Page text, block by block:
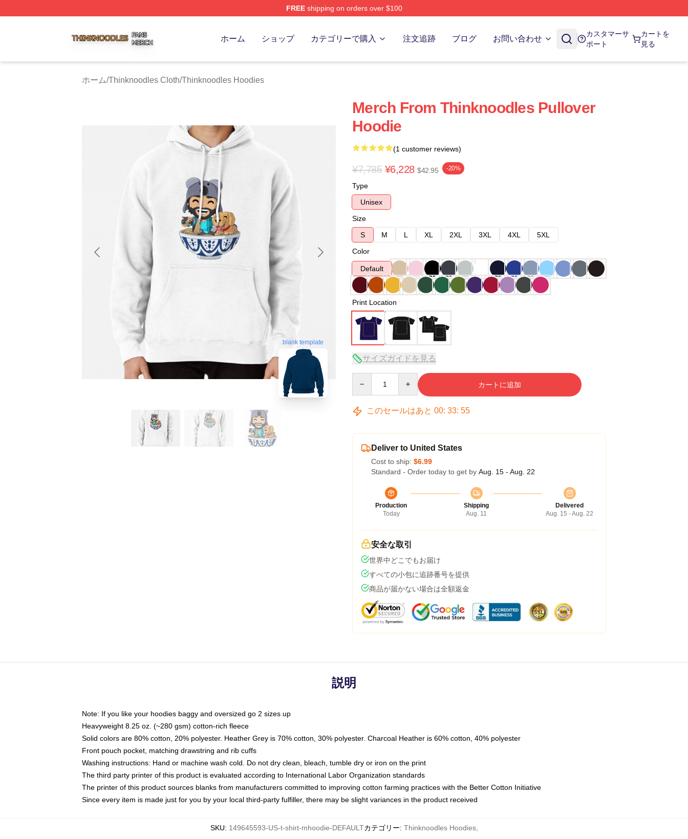
FREEshipping on orders over $100
ホーム ショップ カテゴリーで購入 注文追跡 ブログ お問い合わせ
カスタマーサ
ポート
カートを
見る
ホーム/Thinknoodles Cloth/Thinknoodles Hoodies
blank template
Merch From Thinknoodles Pullover
Hoodie
(1 customer reviews)
¥7,785 ¥6,228 $42.95 -20%
Type
Unisex
Size
S
M L XL 2XL 3XL 4XL
5XL
Color
Default
Print Location
サイズガイドを見る
カートに追加
このセールはあと 00: 33: 54
Deliver to United States
Cost to ship: $6.99
Standard - Order today to get by Aug. 15 - Aug. 22
Production
Today
Shipping
Aug. 11
Delivered
Aug. 15 - Aug. 22
安全な取引
世界中どこでもお届け
すべての小包に追跡番号を提供
商品が届かない場合は全額返金
説明
Note: If you like your hoodies baggy and oversized go 2 sizes up
Heavyweight 8.25 oz. (~280 gsm) cotton-rich fleece
Solid colors are 80% cotton, 20% polyester. Heather Grey is 70% cotton, 30% polyester. Charcoal Heather is 60% cotton, 40% polyester
Front pouch pocket, matching drawstring and rib cuffs
Washing instructions: Hand or machine wash cold. Do not dry clean, bleach, tumble dry or iron on the print
The third party printer of this product is evaluated according to International Labor Organization standards
The printer of this product sources blanks from manufacturers committed to improving cotton farming practices with the Better Cotton Initiative
Since every item is made just for you by your local third-party fulfiller, there may be slight variances in the product received
SKU: 149645593-US-t-shirt-mhoodie-DEFAULTカテゴリー: Thinknoodles Hoodies,